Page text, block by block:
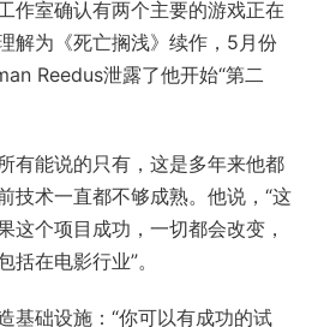
作室确认有两个主要的游戏正在
解为《死亡搁浅》续作，5月份
Reedus泄露了他开始“第二
有能说的只有，这是多年来他都
技术一直都不够成熟。他说，“这
这个项目成功，一切都会改变，
在电影行业”。
基础设施：“你可以有成功的试